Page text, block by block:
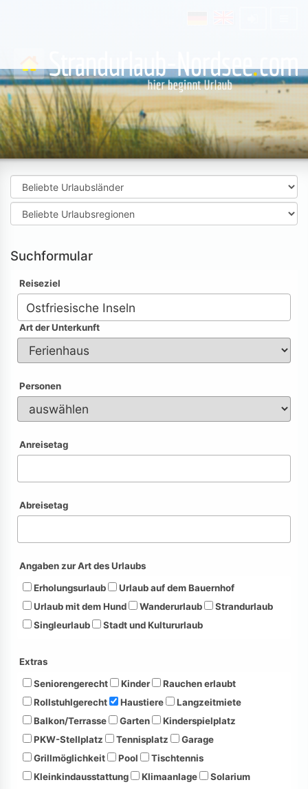
Suchformular
Reiseziel
Art der Unterkunft
Personen
Anreisetag
Abreisetag
Angaben zur Art des Urlaubs
Erholungsurlaub
Urlaub auf dem Bauernhof
Urlaub mit dem Hund
Wanderurlaub
Strandurlaub
Singleurlaub
Stadt und Kultururlaub
Extras
Seniorengerecht
Kinder
Rauchen erlaubt
Rollstuhlgerecht
Haustiere
Langzeitmiete
Balkon/Terrasse
Garten
Kinderspielplatz
PKW-Stellplatz
Tennisplatz
Garage
Grillmöglichkeit
Pool
Tischtennis
Kleinkindausstattung
Klimaanlage
Solarium